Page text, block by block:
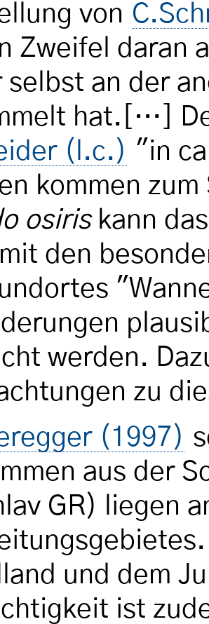
von
Zweifel daran
selbst an der
hat.[…]
(l.c.) "in
kommen
osiriskann
den
werden.
zu
(1997)
aus der
GR) liegen
und dem
ist